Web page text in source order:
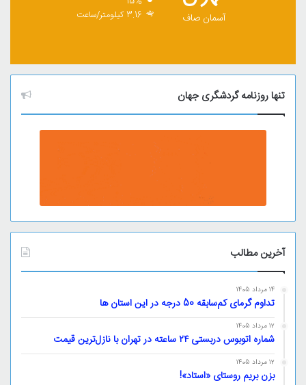
آسمان صاف
3.16 کیلومتر/ساعت
تنها روزنامه گردشگری جهان
آخرین مطالب
14 مرداد 1405
تداوم گرمای کم‌سابقه 50 درجه در این استان ها
12 مرداد 1405
شماره اتوبوس دربستی ۲۴ ساعته در تهران با نازل‌ترین قیمت
12 مرداد 1405
بزن بریم روستای «استاد»!